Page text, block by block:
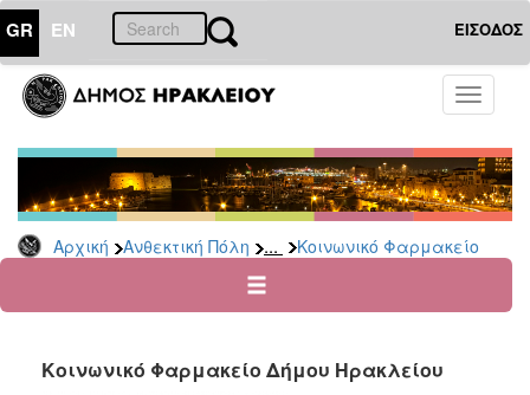
GR EN ΕΙΣΟΔΟΣ
Toggle
Αρχική Ανθεκτική Πόλη ... Κοινωνικό Φαρμακείο
ΑΝΘΕΚΤΙΚΗ
ΠΟΛΗ
Κοινωνική
Πολιτική
Νέα
Ανακοινώσεις
&
για
Κοινωνικό Φαρμακείο Δήμου Ηρακλείου